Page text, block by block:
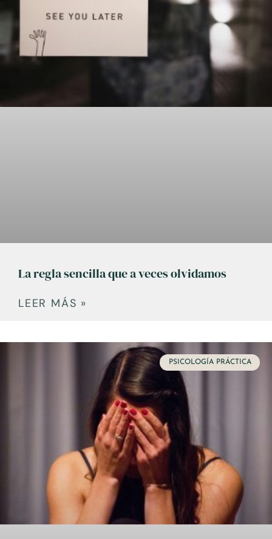
La regla sencilla que a veces olvidamos
LEER MÁS »
PSICOLOGÍA PRÁCTICA